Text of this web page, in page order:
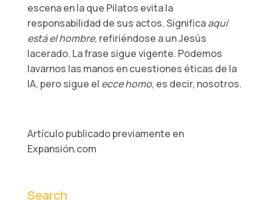
escena en la que Pilatos evita la
responsabilidad de sus actos. Significaaquí
está el hombre, refiriéndose a un Jesús
lacerado. La frase sigue vigente. Podemos
lavarnos las manos en cuestiones éticas de la
IA, pero sigue el ecce homo, es decir, nosotros.
Artículo publicado previamente en
Expansión.com
Search